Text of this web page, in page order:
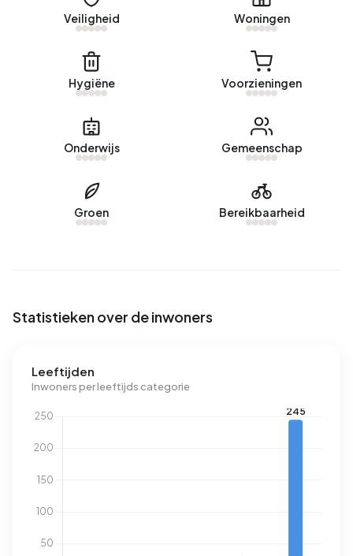
Momenteel zijn er geen woningen te huur in Batenstein.
Geen recente verhuurdata beschikbaar voor Batenstein.
In Batenstein zijn er 210 adressen met een geregistreerd
C (27%) en B (16%). Gemiddeld verbruikt een adres in
Batenstein 1.740 kWh aan elektriciteit per jaar. Daarmee
Veiligheid Woningen
Hygiëne Voorzieningen
Onderwijs Gemeenschap
Groen Bereikbaarheid
Statistieken over de inwoners
Leeftijden
Inwoners per leeftijds categorie